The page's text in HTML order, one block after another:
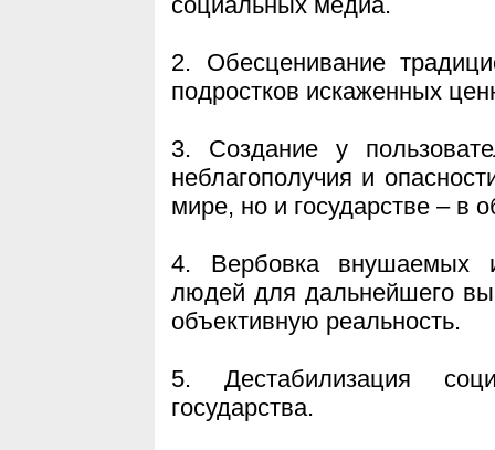
2. Обесценивание
подростков искаженных
3. Создание у
неблагополучия и
мире, но и государстве – в
4. Вербовка внушаемых
людей для дальнейшего
объективную реальность.
5. Дестабилизация
государства.